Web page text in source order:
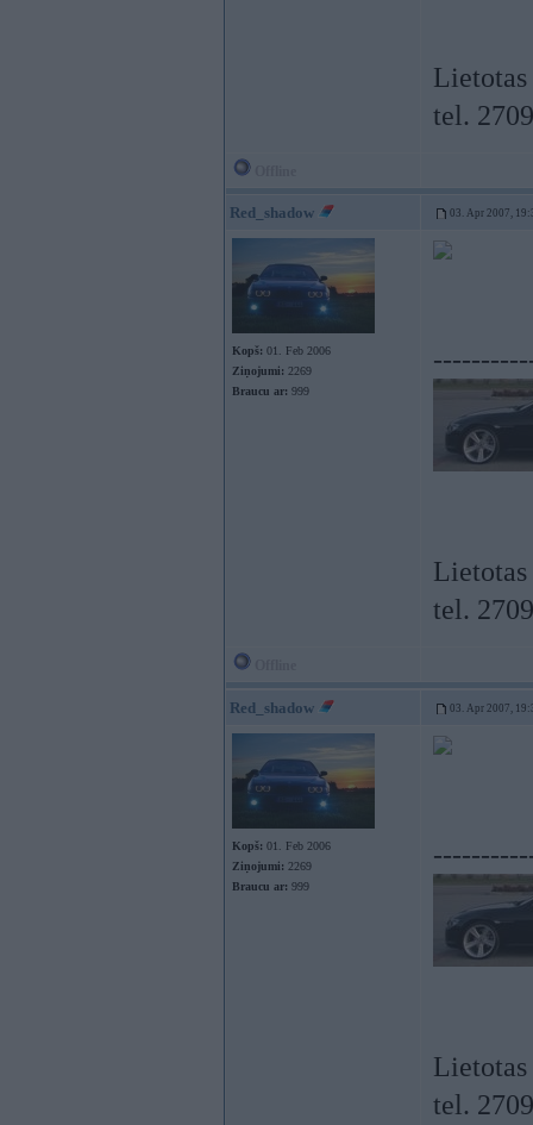
tel.
Red_shadow 03. Apr 2007,
Kopš: 01. Feb 2006
Ziņojumi: 2269
Braucu ar: 999
tel.
Red_shadow 03. Apr 2007,
Kopš: 01. Feb 2006
Ziņojumi: 2269
Braucu ar: 999
tel.